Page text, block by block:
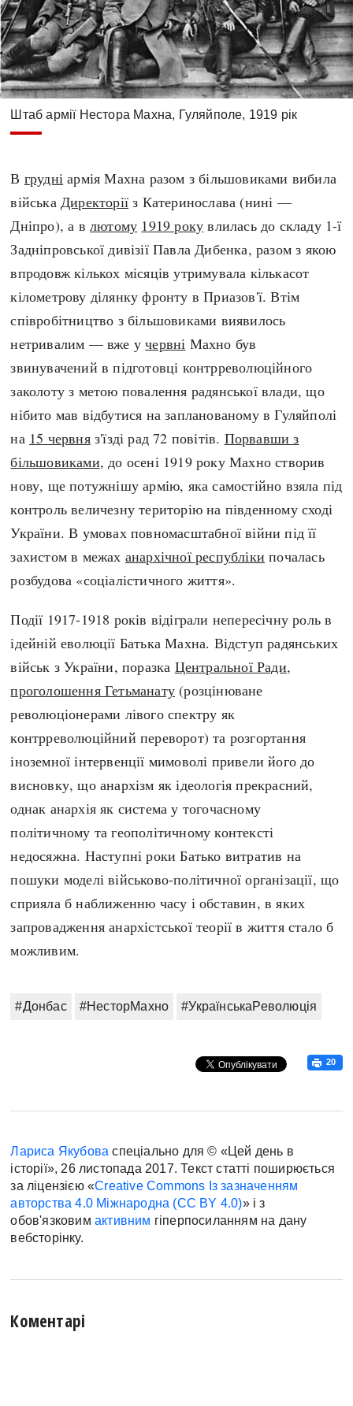
Штаб армії Нестора Махна, Гуляйполе, 1919 рік
В грудні армія Махна разом з більшовиками вибила
війська Директорії з Катеринослава (нині —
Дніпро), а влютому 1919 року влилась до складу 1-ї
Задніпровської дивізії Павла Дибенка, разом з якою
впродовж кількох місяців утримувала кількасот
кілометрову ділянку фронту в Приазов'ї. Втім
співробітництво з більшовиками виявилось
нетривалим — вже учервні Махно був
звинувачений в підготовці контрреволюційного
заколоту з метою повалення радянської влади, що
нібито мав відбутися на запланованому в Гуляйполі
на 15 червняз'їзді рад 72 повітів. Порвавши з
більшовиками, до осені 1919 року Махно створив
нову, ще потужнішу армію, яка самостійно взяла під
контроль величезну територію на південному сході
України. В умовах повномасштабної війни під її
захистом в межах анархічної республіки почалась
розбудова «соціалістичного життя».
Події 1917-1918 років відіграли непересічну роль в
ідейній еволюції Батька Махна. Відступ радянських
військ з України, поразка Центральної Ради,
проголошення Гетьманату (розцінюване
революціонерами лівого спектру як
контрреволюційний переворот) та розгортання
іноземної інтервенції мимоволі привели його до
висновку, що анархізм як ідеологія прекрасний,
однак анархія як система у тогочасному
політичному та геополітичному контексті
недосяжна. Наступні роки Батько витратив на
пошуки моделі військово-політичної організації, що
сприяла б наближенню часу і обставин, в яких
запровадження анархістської теорії в життя стало б
можливим.
#Донбас #НесторМахно #УкраїнськаРеволюція
20
Лариса Якубова спеціально для © «Цей день в
історії», 26 листопада 2017. Текст статті поширюється
за ліцензією «Creative Commons Із зазначенням
авторства 4.0 Міжнародна (CC BY 4.0)» і з
обов'язковимактивним гіперпосиланням на дану
вебсторінку.
Коментарі